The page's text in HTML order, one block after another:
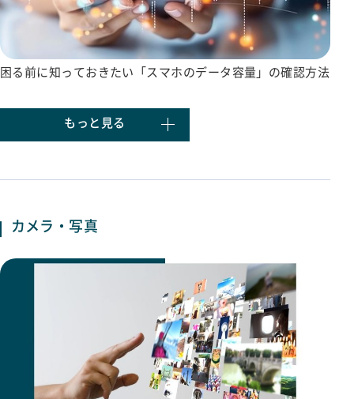
困る前に知っておきたい「スマホのデータ容量」の確認方法
もっと見る
カメラ・写真